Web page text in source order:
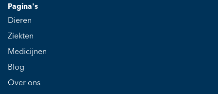
Pagina's
Dieren
Ziekten
Medicijnen
Blog
Over ons